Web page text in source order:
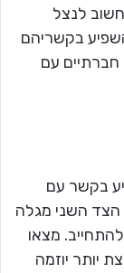
לנצל
בקשריהם
חברתיים עם
בקשר עם
הצד השני מגלה
מצאו
יותר יוזמה